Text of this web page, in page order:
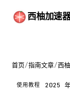
西柚加速
首页/指南文章/西
使用教程 2025